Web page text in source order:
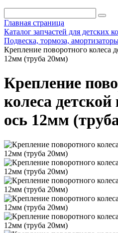
Главная страница
Каталог запчастей для детских
Подвеска, тормоза,
Крепление поворотного колеса
12мм (труба 20мм)
Крепление
колеса
ось 12мм